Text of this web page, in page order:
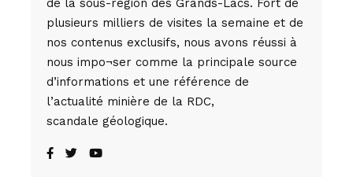
de la sous-région des Grands-Lacs. Fort de
plusieurs milliers de visites la semaine et de
nos contenus exclusifs, nous avons réussi à
nous impo¬ser comme la principale source
d’informations et une référence de
l’actualité minière de la RDC,
scandale géologique.